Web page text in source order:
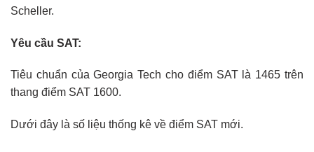
Scheller.
Yêu cầu SAT:
Tiêu chuẩn của Georgia Tech cho điểm SAT là 1465 trên
thang điểm SAT 1600.
Dưới đây là số liệu thống kê về điểm SAT mới.